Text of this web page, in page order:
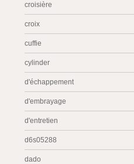
croisière
croix
cuffie
cylinder
d'échappement
d'embrayage
d'entretien
d6s05288
dado